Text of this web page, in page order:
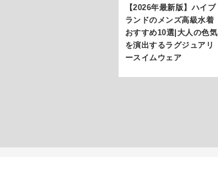
【2026年最新版】ハイブ
ランドのメンズ高級水着
おすすめ10選|大人の色気
を演出するラグジュアリ
ースイムウェア